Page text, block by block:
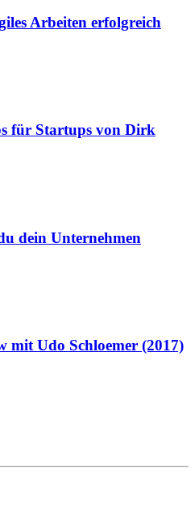
Arbeiten erfolgreich
für Startups von Dirk
dein Unternehmen
mit Udo Schloemer (2017)